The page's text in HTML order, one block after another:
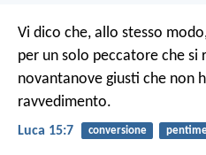
Vi dico che, allo stesso
per un solo peccatore che si
novantanove giusti che non
ravvedimento.
Luca 15:7 conversione